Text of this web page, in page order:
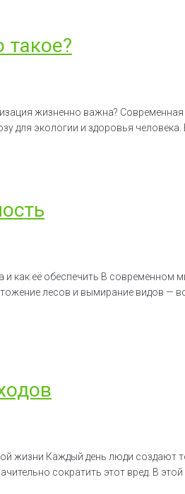
такое?
жизненно важна?
для экологии и здоровья
как её обеспечить В современном
лесов и вымирание видов —
жизни Каждый день люди создают
сократить этот вред. В